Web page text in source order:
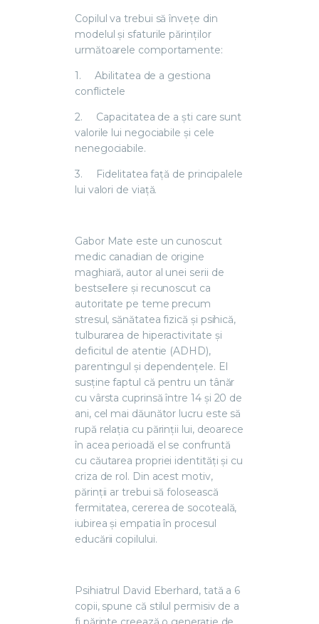
Copilul va trebui să învețe din
modelul și sfaturile părinților
următoarele comportamente:
1.
Abilitatea de a gestiona
conflictele
2.
Capacitatea de a ști care sunt
valorile lui negociabile și cele
nenegociabile.
3.
Fidelitatea față de principalele
lui valori de viață.
Gabor Mate este un cunoscut
medic canadian de origine
maghiară, autor al unei serii de
bestsellere și recunoscut ca
autoritate pe teme precum
stresul, sănătatea fizică și psihică,
tulburarea de hiperactivitate și
deficitul de atentie (ADHD),
parentingul și dependențele. El
susține faptul că pentru un tânăr
cu vârsta cuprinsă între 14 și 20 de
ani, cel mai dăunător lucru este să
rupă relația cu părinții lui, deoarece
în acea perioadă el se confruntă
cu căutarea propriei identități și cu
criza de rol. Din acest motiv,
părinții ar trebui să folosească
fermitatea, cererea de socoteală,
iubirea și empatia în procesul
educării copilului.
Psihiatrul David Eberhard, tată a 6
copii, spune că stilul permisiv de a